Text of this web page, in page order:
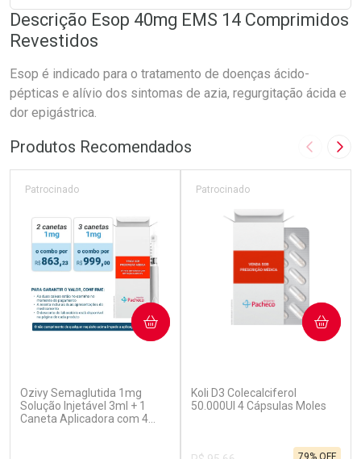
Descrição Esop 40mg EMS 14 Comprimidos
Revestidos
Esop é indicado para o tratamento de doenças ácido-
pépticas e alívio dos sintomas de azia, regurgitação ácida e
dor epigástrica.
Produtos Recomendados Imagem
Ozivy Semaglutida 1mg
Solução Injetável 3ml + 1
Caneta Aplicadora com 4
Patrocinado
COMPRAR
Koli D3 Colecalciferol
50.000UI 4 Cápsulas Moles
Patrocinado
79% OFF
COMPRAR